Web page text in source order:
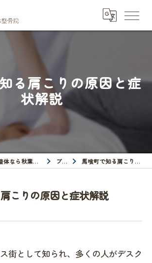
る肩こりの原因と症
状解説
東京都秋葉原の整体なら秋葉原ボディバランス整骨院 ブログ 馬喰町で知る肩こりの原因と症状解説
こりの原因と症状解説
街として知られ、多くの人がデスク